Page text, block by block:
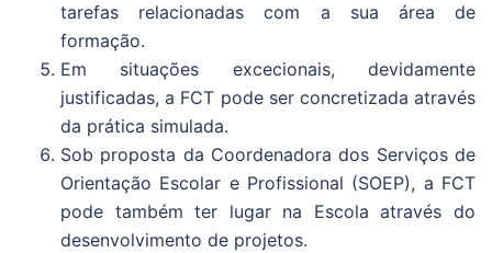
tarefas relacionadas com a sua área de
formação.
Em situações excecionais, devidamente
justificadas, a FCT pode ser concretizada através
da prática simulada.
Sob proposta da Coordenadora dos Serviços de
Orientação Escolar e Profissional (SOEP), a FCT
pode também ter lugar na Escola através do
desenvolvimento de projetos.